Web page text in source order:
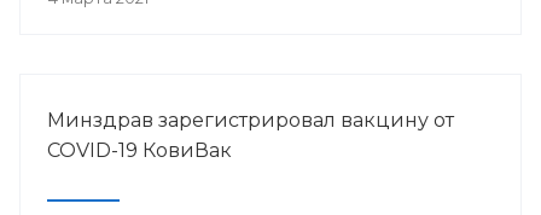
Минздрав зарегистрировал вакцину от
COVID-19 КовиВак